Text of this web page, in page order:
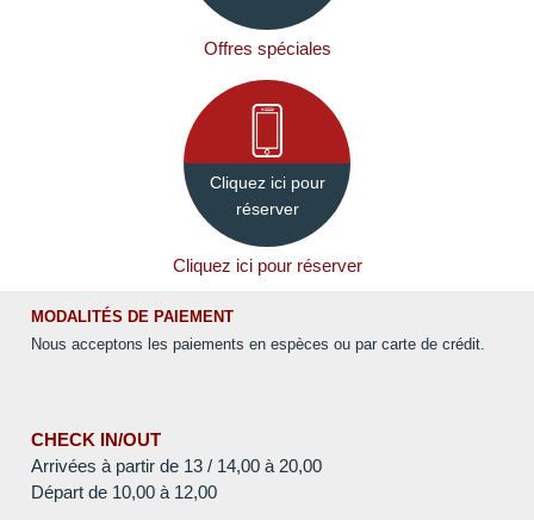
Offres spéciales
Cliquez ici pour
réserver
Cliquez ici pour réserver
MODALITÉS DE PAIEMENT
Nous acceptons les paiements en espèces ou par carte de crédit.
CHECK IN/OUT
Arrivées à partir de 13 / 14,00 à 20,00
Départ de 10,00 à 12,00